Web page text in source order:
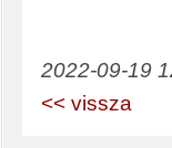
2022-09-19
<< vissza